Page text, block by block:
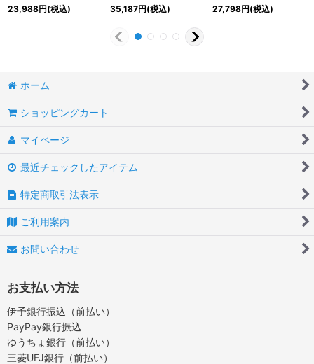
23,988円(税込)
35,187円(税込)
27,798円(税込)
ホーム
ショッピングカート
マイページ
最近チェックしたアイテム
特定商取引法表示
ご利用案内
お問い合わせ
お支払い方法
伊予銀行振込（前払い）
PayPay銀行振込
ゆうちょ銀行（前払い）
三菱UFJ銀行（前払い）